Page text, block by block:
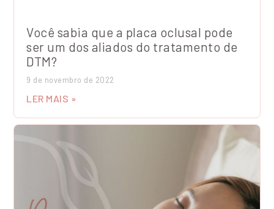
Você sabia que a placa oclusal pode
ser um dos aliados do tratamento de
DTM?
9 de novembro de 2022
LER MAIS »